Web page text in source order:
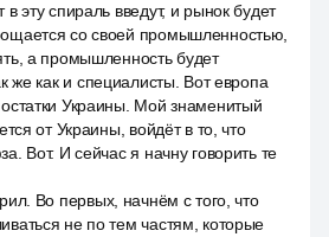
эту спираль введут, и рынок будет
со своей промышленностью,
а промышленность будет
же как и специалисты. Вот европа
Украины. Мой знаменитый
от Украины, войдёт в то, что
Вот. И сейчас я начну говорить те
Во первых, начнём с того, что
не по тем частям, которые